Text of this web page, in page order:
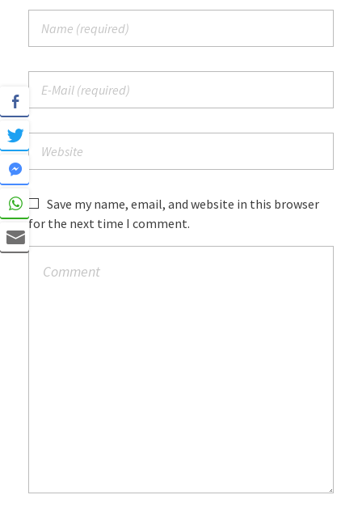
Save my name, email, and website in this browser
for the next time I comment.